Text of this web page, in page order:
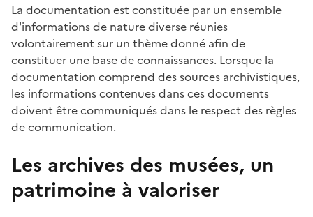
La documentation est constituée par un ensemble
d'informations de nature diverse réunies
volontairement sur un thème donné afin de
constituer une base de connaissances. Lorsque la
documentation comprend des sources archivistiques,
les informations contenues dans ces documents
doivent être communiqués dans le respect des règles
de communication.
Les archives des musées, un
patrimoine à valoriser